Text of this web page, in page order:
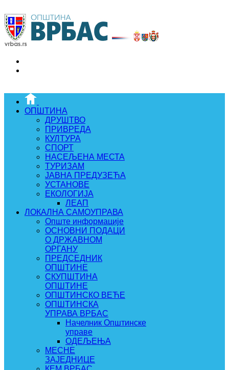
ОПШТИНА
ДРУШТВО
ПРИВРЕДА
КУЛТУРА
СПОРТ
НАСЕЉЕНА МЕСТА
ТУРИЗАМ
ЈАВНА ПРЕДУЗЕЋА
УСТАНОВЕ
ЕКОЛОГИЈА
ЛЕАП
ЛОКАЛНА САМОУПРАВА
Опште информације
ОСНОВНИ ПОДАЦИ
О ДРЖАВНОМ
ОРГАНУ
ПРЕДСЕДНИК
ОПШТИНЕ
СКУПШТИНА
ОПШТИНЕ
ОПШТИНСКО ВЕЋЕ
ОПШТИНСКА
УПРАВА ВРБАС
Начелник Општинске
управе
ОДЕЉЕЊА
МЕСНЕ
ЗАЈЕДНИЦЕ